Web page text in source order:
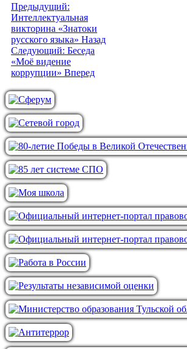
Предыдущий:
Интеллектуальная
викторина «Знатоки
русского языка» Назад
Следующий: Беседа
«Моё видение
коррупции» Вперед